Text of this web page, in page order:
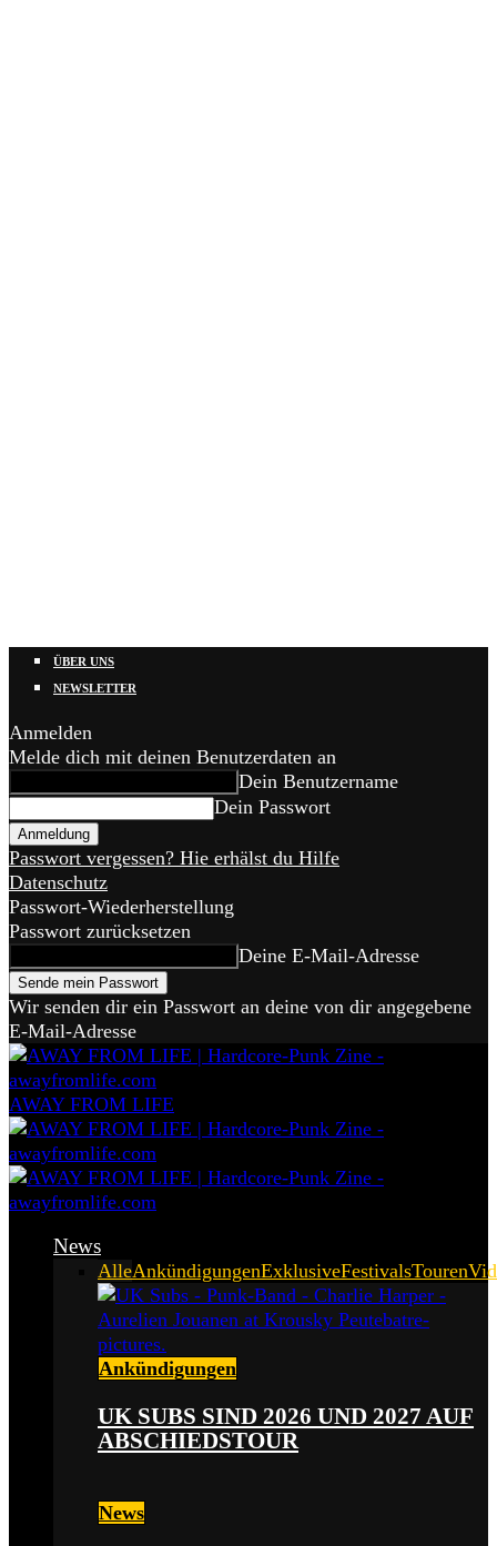
ÜBER UNS
NEWSLETTER
Anmelden
Melde dich mit deinen Benutzerdaten an
Dein Benutzername
Dein Passwort
Passwort vergessen? Hie erhälst du Hilfe
Datenschutz
Passwort-Wiederherstellung
Passwort zurücksetzen
Deine E-Mail-Adresse
Wir senden dir ein Passwort an deine von dir angegebene
E-Mail-Adresse
AWAY FROM LIFE
News
AlleAnkündigungenExklusiveFestivalsTouren
Ankündigungen
UK SUBS SIND 2026 UND 2027 AUF
ABSCHIEDSTOUR
News